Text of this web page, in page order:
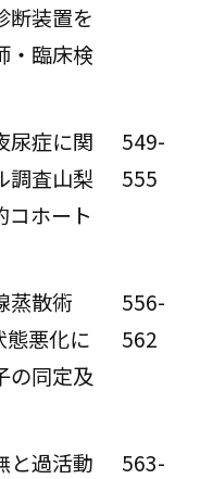
断装置を
・臨床検
尿症に関
調査山梨
コホート
549-
555
蒸散術
態悪化に
の同定及
556-
562
と過活動
563-